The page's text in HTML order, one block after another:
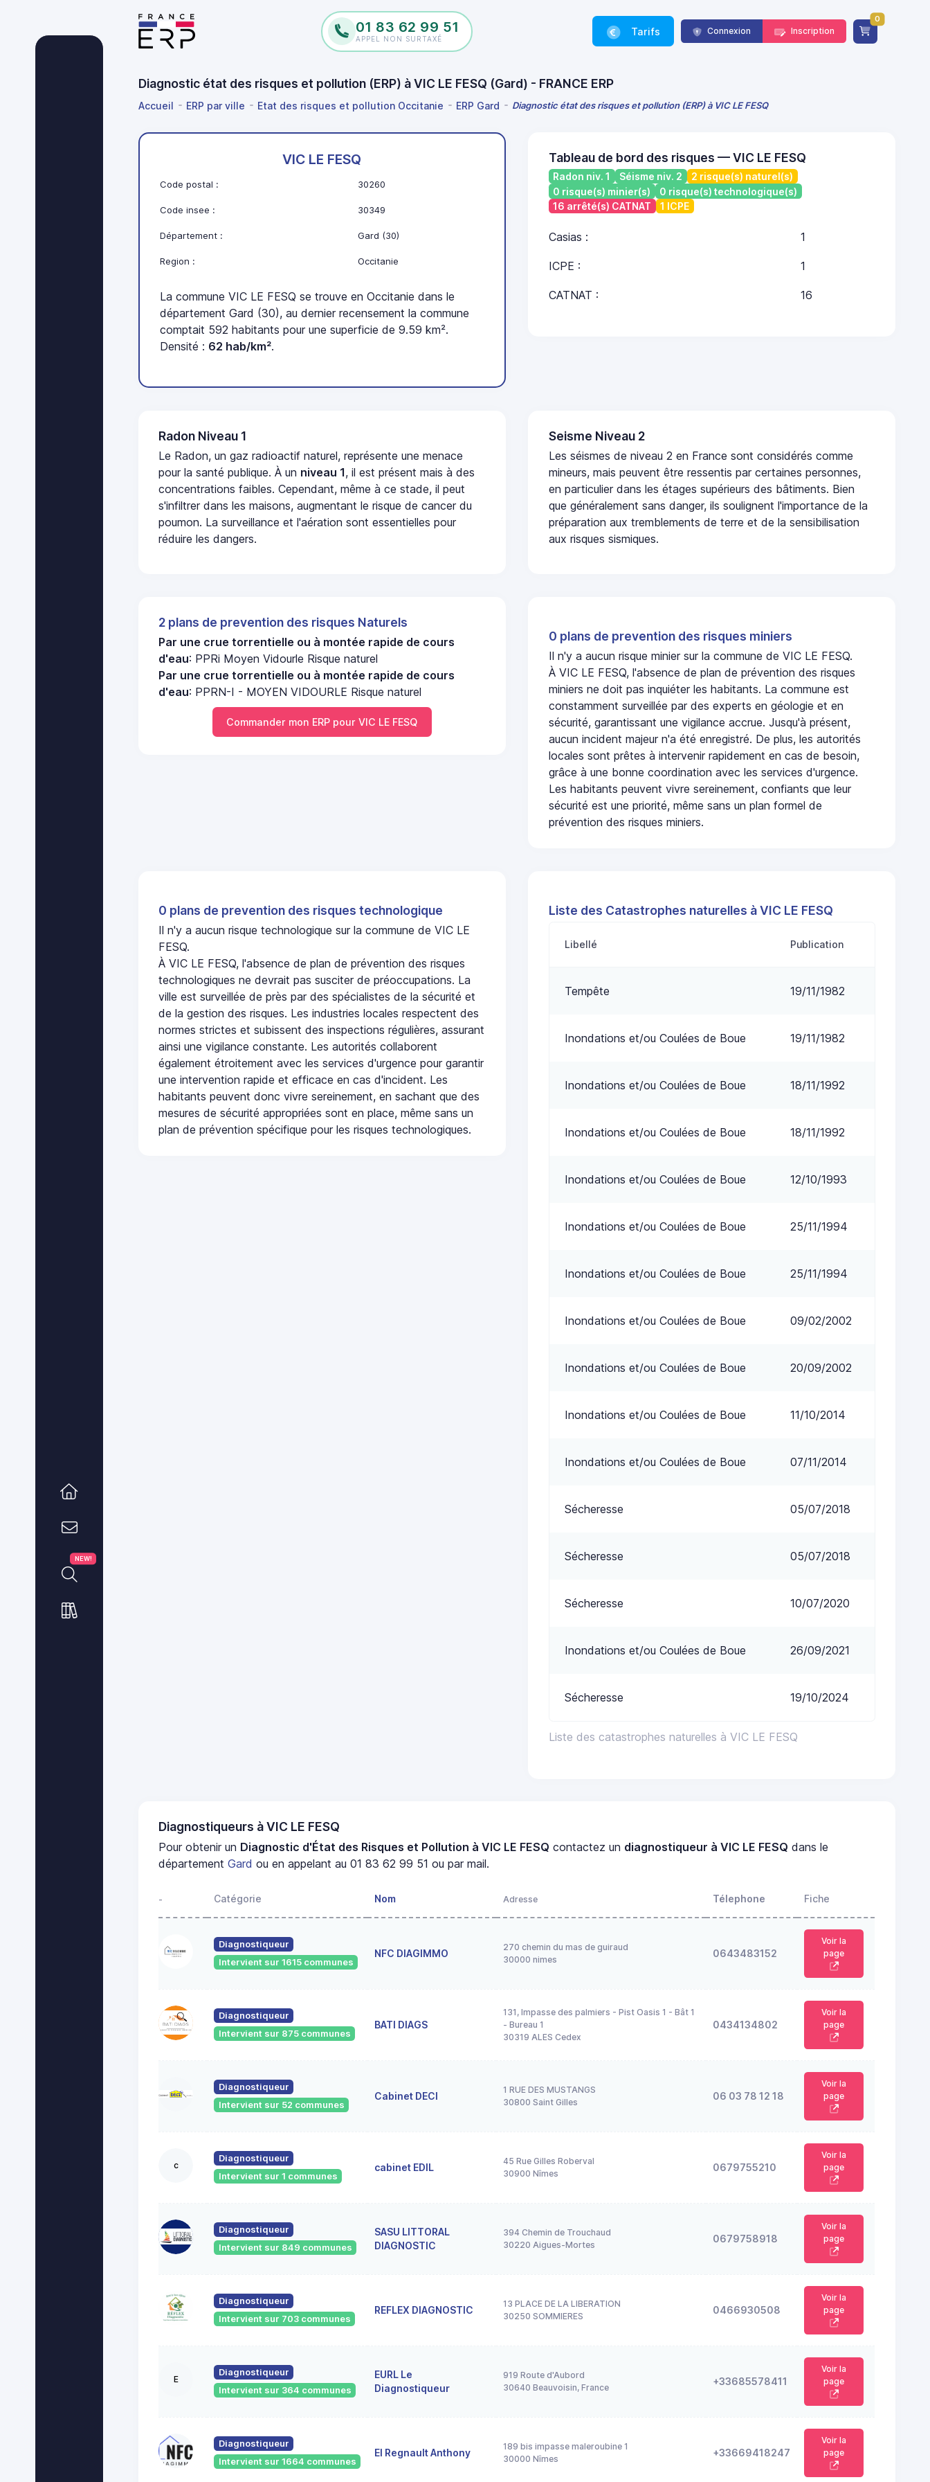
01 83 62 99 51
APPEL NON SURTAXÉ
Tarifs Connexion Inscription
0
Diagnostic état des risques et pollution (ERP) à VIC LE FESQ (Gard) - FRANCE ERP
Accueil ERP par ville Etat des risques et pollution Occitanie ERP Gard Diagnostic état des risques et pollution (ERP) à VIC LE FESQ
NEW!
VIC LE FESQ
Code postal : 30260
Code insee : 30349
Département : Gard (30)
Region : Occitanie
La commune VIC LE FESQ se trouve en Occitanie dans le
département Gard (30), au dernier recensement la commune
comptait 592 habitants pour une superficie de 9.59 km².
Densité : 62 hab/km².
Tableau de bord des risques — VIC LE FESQ
Radon niv. 1 Séisme niv. 2
2 risque(s) naturel(s)
0 risque(s) minier(s)
0 risque(s) technologique(s)
16 arrêté(s) CATNAT
1 ICPE
Casias : 1
ICPE : 1
CATNAT : 16
Radon Niveau 1
Le Radon, un gaz radioactif naturel, représente une menace
pour la santé publique. À un niveau 1, il est présent mais à des
concentrations faibles. Cependant, même à ce stade, il peut
s'infiltrer dans les maisons, augmentant le risque de cancer du
poumon. La surveillance et l'aération sont essentielles pour
réduire les dangers.
Seisme Niveau 2
Les séismes de niveau 2 en France sont considérés comme
mineurs, mais peuvent être ressentis par certaines personnes,
en particulier dans les étages supérieurs des bâtiments. Bien
que généralement sans danger, ils soulignent l'importance de la
préparation aux tremblements de terre et de la sensibilisation
aux risques sismiques.
2 plans de prevention des risques Naturels
Par une crue torrentielle ou à montée rapide de cours
d'eau: PPRi Moyen Vidourle Risque naturel
Par une crue torrentielle ou à montée rapide de cours
d'eau: PPRN-I - MOYEN VIDOURLE Risque naturel
Commander mon ERP pour VIC LE FESQ
0 plans de prevention des risques miniers
Il n'y a aucun risque minier sur la commune de VIC LE FESQ.
À VIC LE FESQ, l'absence de plan de prévention des risques
miniers ne doit pas inquiéter les habitants. La commune est
constamment surveillée par des experts en géologie et en
sécurité, garantissant une vigilance accrue. Jusqu'à présent,
aucun incident majeur n'a été enregistré. De plus, les autorités
locales sont prêtes à intervenir rapidement en cas de besoin,
grâce à une bonne coordination avec les services d'urgence.
Les habitants peuvent vivre sereinement, confiants que leur
sécurité est une priorité, même sans un plan formel de
prévention des risques miniers.
0 plans de prevention des risques technologique
Il n'y a aucun risque technologique sur la commune de VIC LE
FESQ.
À VIC LE FESQ, l'absence de plan de prévention des risques
technologiques ne devrait pas susciter de préoccupations. La
ville est surveillée de près par des spécialistes de la sécurité et
de la gestion des risques. Les industries locales respectent des
normes strictes et subissent des inspections régulières, assurant
ainsi une vigilance constante. Les autorités collaborent
également étroitement avec les services d'urgence pour garantir
une intervention rapide et efficace en cas d'incident. Les
habitants peuvent donc vivre sereinement, en sachant que des
mesures de sécurité appropriées sont en place, même sans un
plan de prévention spécifique pour les risques technologiques.
Liste des Catastrophes naturelles à VIC LE FESQ
Liste des catastrophes naturelles à VIC LE FESQ
Libellé Publication
Tempête 19/11/1982
Inondations et/ou Coulées de Boue 19/11/1982
Inondations et/ou Coulées de Boue 18/11/1992
Inondations et/ou Coulées de Boue 18/11/1992
Inondations et/ou Coulées de Boue 12/10/1993
Inondations et/ou Coulées de Boue 25/11/1994
Inondations et/ou Coulées de Boue 25/11/1994
Inondations et/ou Coulées de Boue 09/02/2002
Inondations et/ou Coulées de Boue 20/09/2002
Inondations et/ou Coulées de Boue 11/10/2014
Inondations et/ou Coulées de Boue 07/11/2014
Sécheresse 05/07/2018
Sécheresse 05/07/2018
Sécheresse 10/07/2020
Inondations et/ou Coulées de Boue 26/09/2021
Sécheresse 19/10/2024
Diagnostiqueurs à VIC LE FESQ
Pour obtenir un Diagnostic d'État des Risques et Pollution à VIC LE FESQ contactez un diagnostiqueur à VIC LE FESQ dans le
départementGard ou en appelant au 01 83 62 99 51 ou par mail.
- Catégorie Nom Adresse Télephone Fiche
Diagnostiqueur
Intervient sur 1615 communes
NFC DIAGIMMO
270 chemin du mas de guiraud
30000 nimes
0643483152
Voir la
page
Diagnostiqueur
Intervient sur 875 communes
BATI DIAGS
131, Impasse des palmiers - Pist Oasis 1 - Bât 1
- Bureau 1
30319 ALES Cedex
0434134802
Voir la
page
Diagnostiqueur
Intervient sur 52 communes
Cabinet DECI
1 RUE DES MUSTANGS
30800 Saint Gilles
06 03 78 12 18
Voir la
page
c
Diagnostiqueur
Intervient sur 1 communes
cabinet EDIL
45 Rue Gilles Roberval
30900 Nîmes
0679755210
Voir la
page
Diagnostiqueur
Intervient sur 849 communes
SASU LITTORAL
DIAGNOSTIC
394 Chemin de Trouchaud
30220 Aigues-Mortes
0679758918
Voir la
page
Diagnostiqueur
Intervient sur 703 communes
REFLEX DIAGNOSTIC
13 PLACE DE LA LIBERATION
30250 SOMMIERES
0466930508
Voir la
page
E
Diagnostiqueur
Intervient sur 364 communes
EURL Le
Diagnostiqueur
919 Route d'Aubord
30640 Beauvoisin, France
+33685578411
Voir la
page
Diagnostiqueur
Intervient sur 1664 communes
EI Regnault Anthony
189 bis impasse maleroubine 1
30000 Nîmes
+33669418247
Voir la
page